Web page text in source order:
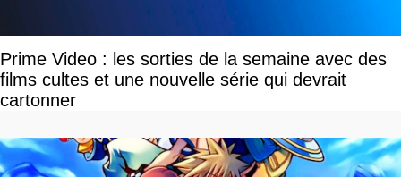
Prime Video : les sorties de la semaine avec des
films cultes et une nouvelle série qui devrait
cartonner